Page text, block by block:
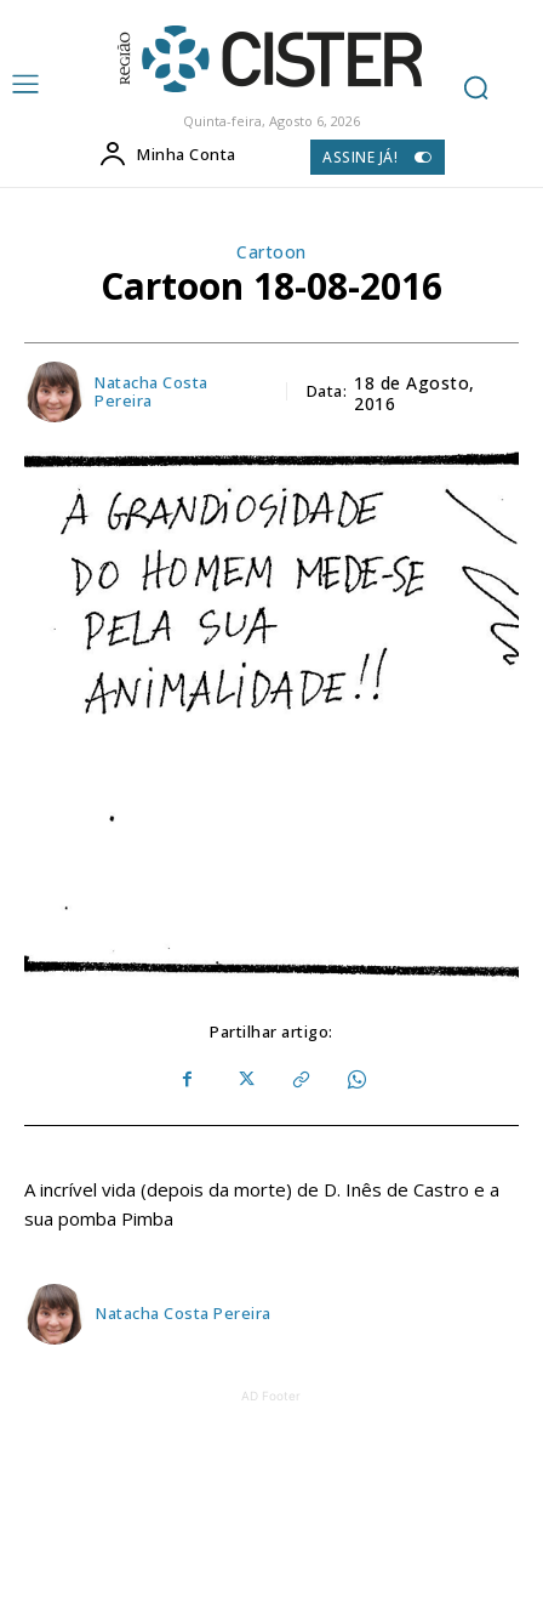
Quinta-feira, Agosto 6, 2026
Minha Conta ASSINE JÁ!
Cartoon
Cartoon 18-08-2016
Natacha Costa
Pereira
Data: 18 de Agosto,
2016
Partilhar artigo:
A incrível vida (depois da morte) de D. Inês de Castro e a
sua pomba Pimba
Natacha Costa Pereira
AD Footer